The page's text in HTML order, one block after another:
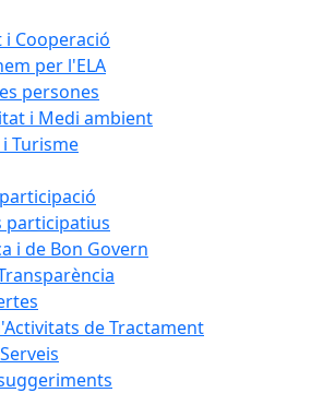
Cooperació
per l'ELA
persones
i Medi ambient
Turisme
participatius
i de Bon Govern
de Tractament